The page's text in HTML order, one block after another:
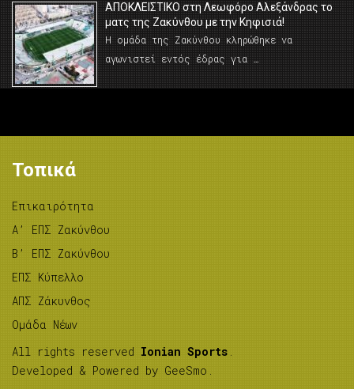
AΠΟΚΛΕΙΣΤΙΚΟ στη Λεωφόρο Αλεξάνδρας το
ματς της Ζακύνθου με την Κηφισιά!
Η ομάδα της Ζακύνθου κληρώθηκε να
αγωνιστεί εντός έδρας για …
Τοπικά
Επικαιρότητα
A’ ΕΠΣ Ζακύνθου
B’ ΕΠΣ Ζακύνθου
ΕΠΣ Κύπελλο
ΑΠΣ Ζάκυνθος
Ομάδα Νέων
All rights reserved Ionian Sports .
Developed & Powered by GeeSmo .